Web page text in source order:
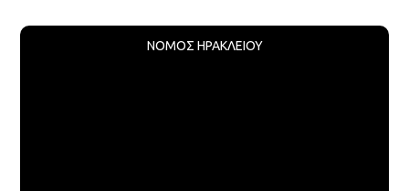
ΝΟΜΟΣ ΗΡΑΚΛΕΙΟΥ